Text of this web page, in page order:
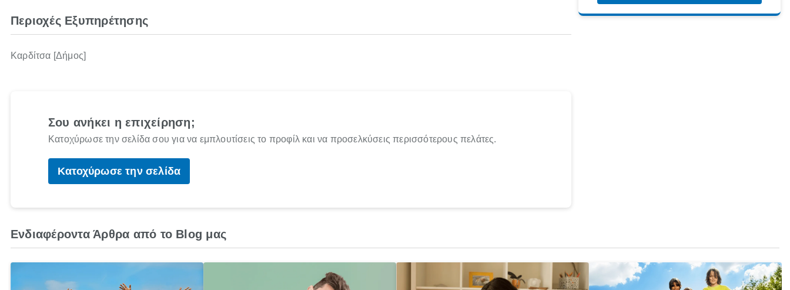
Περιοχές Εξυπηρέτησης
Καρδίτσα [Δήμος]
Σου ανήκει η επιχείρηση;
Κατοχύρωσε την σελίδα σου για να εμπλουτίσεις το προφίλ και να προσελκύσεις περισσότερους πελάτες.
Κατοχύρωσε την σελίδα
Ενδιαφέροντα Άρθρα από το Blog μας